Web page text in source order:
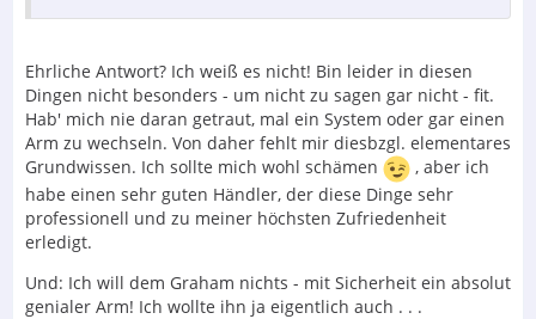
Ehrliche Antwort? Ich weiß es nicht! Bin leider in diesen
Dingen nicht besonders - um nicht zu sagen gar nicht - fit.
Hab' mich nie daran getraut, mal ein System oder gar einen
Arm zu wechseln. Von daher fehlt mir diesbzgl. elementares
Grundwissen. Ich sollte mich wohl schämen
, aber ich
habe einen sehr guten Händler, der diese Dinge sehr
professionell und zu meiner höchsten Zufriedenheit
erledigt.
Und: Ich will dem Graham nichts - mit Sicherheit ein absolut
genialer Arm! Ich wollte ihn ja eigentlich auch . . .